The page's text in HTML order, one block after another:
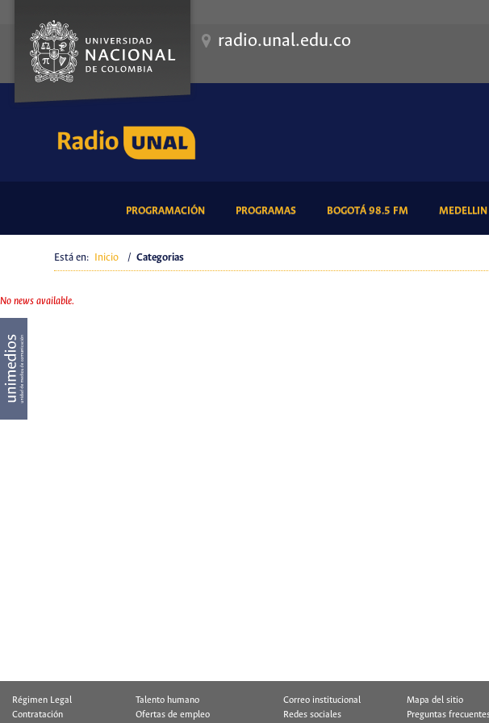
radio.unal.edu.co
PROGRAMACIÓN(CURRENT)PROGRAMAS(CURRENT)BOGOTÁ 98.5 FM(CURRENT)
Está en: Inicio / Categorias
No news available.
Régimen Legal
Talento humano
Contratación
Ofertas de empleo
Correo institucional
Mapa del sitio
Redes sociales
Preguntas